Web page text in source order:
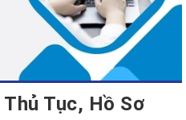
Tục, Hồ Sơ